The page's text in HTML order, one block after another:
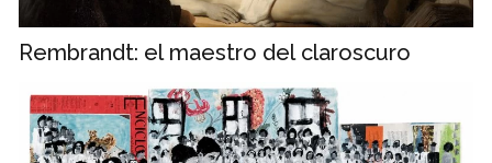
Rembrandt: el maestro del claroscuro